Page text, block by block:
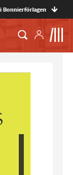
Bonnierförlagen